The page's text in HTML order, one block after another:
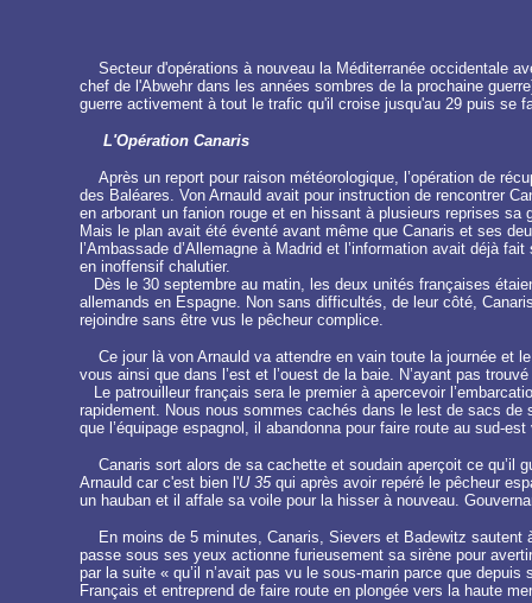
Secteur d'opérations à nouveau la Méditerranée occidentale
chef de l'Abwehr dans les années sombres de la prochaine
guerre activement à tout le trafic qu'il croise jusqu'au 29 puis se
L'Opération Canaris
Après un report pour raison météorologique, l’opération de
des Baléares. Von Arnauld avait pour instruction de rencontrer
en arborant un fanion rouge et en hissant à plusieurs reprises sa
Mais le plan avait été éventé avant même que Canaris et ses
l’Ambassade d’Allemagne à Madrid et l’information avait déjà
en inoffensif chalutier.
Dès le 30 septembre au matin, les deux unités françaises
allemands en Espagne. Non sans difficultés, de leur côté,
rejoindre sans être vus le pêcheur complice.
Ce jour là von Arnauld va attendre en vain toute la journée et
vous ainsi que dans l’est et l’ouest de la baie. N’ayant pas
Le patrouilleur français sera le premier à apercevoir
rapidement. Nous nous sommes cachés dans le lest de sacs
que l’équipage espagnol, il abandonna pour faire route au sud-
Canaris sort alors de sa cachette et soudain aperçoit ce qu’il
Arnauld car c'est bien l'U 35qui après avoir repéré le pêcheur
un hauban et il affale sa voile pour la hisser à nouveau.
En moins de 5 minutes, Canaris, Sievers et Badewitz
passe sous ses yeux actionne furieusement sa sirène pour
par la suite « qu’il n’avait pas vu le sous-marin parce que
Français et entreprend de faire route en plongée vers la haute